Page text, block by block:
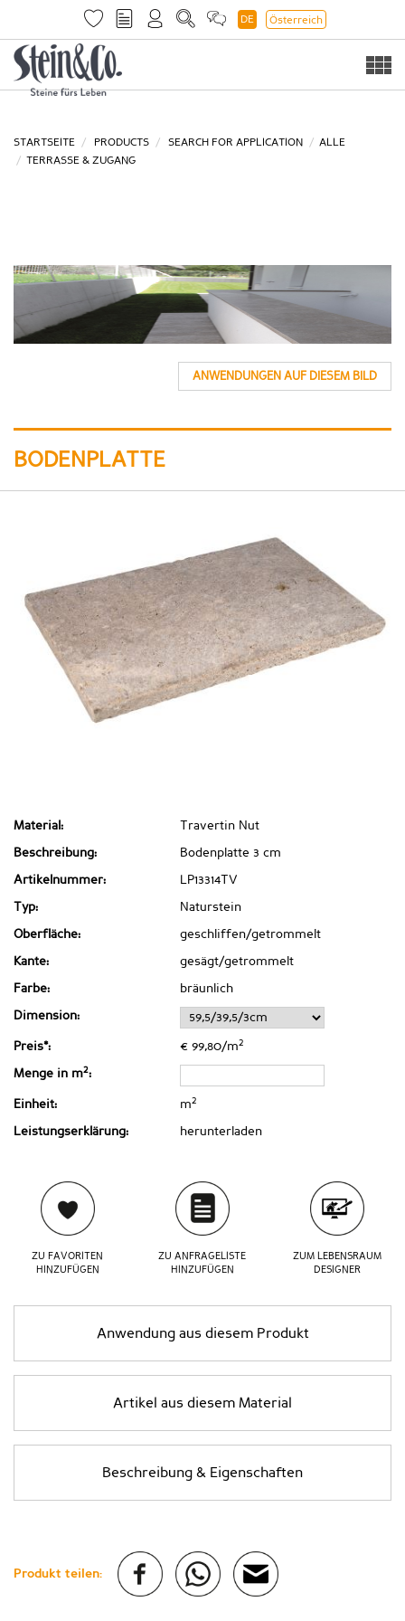
DE Österreich
STARTSEITE PRODUCTS SEARCH FOR APPLICATION
ALLE
TERRASSE & ZUGANG
ANWENDUNGEN AUF DIESEM BILD
BODENPLATTE
Material: Travertin Nut
Beschreibung: Bodenplatte 3 cm
Artikelnummer: LP13314TV
Typ: Naturstein
Oberfläche: geschliffen/getrommelt
Kante: gesägt/getrommelt
Farbe: bräunlich
Dimension:
Preis*: € 99,80/m2
Menge in m2:
Einheit: m2
Leistungserklärung: herunterladen
ZU FAVORITEN
HINZUFÜGEN
ZU ANFRAGELISTE
HINZUFÜGEN
ZUM LEBENSRAUM
DESIGNER
Anwendung aus diesem Produkt
Artikel aus diesem Material
Beschreibung & Eigenschaften
Produkt teilen: